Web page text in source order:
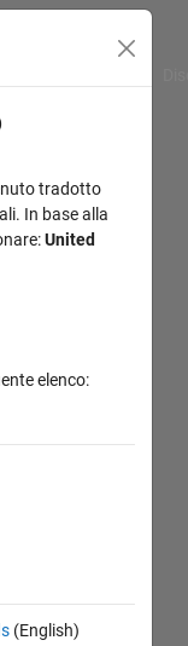
tradotto
In base alla
United
elenco:
(English)